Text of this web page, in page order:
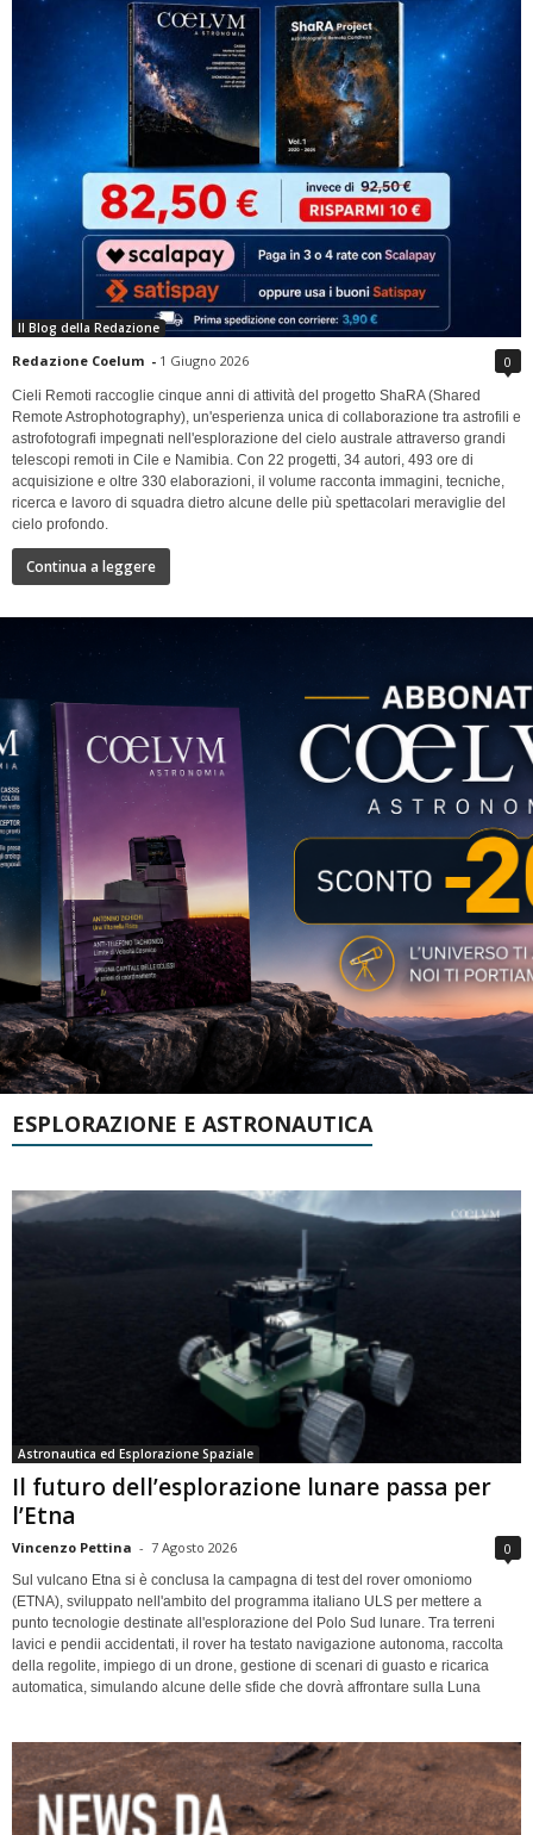
Il Blog della Redazione
Redazione Coelum - 1 Giugno 2026 0
Cieli Remoti raccoglie cinque anni di attività del progetto ShaRA (Shared
Remote Astrophotography), un'esperienza unica di collaborazione tra astrofili e
astrofotografi impegnati nell'esplorazione del cielo australe attraverso grandi
telescopi remoti in Cile e Namibia. Con 22 progetti, 34 autori, 493 ore di
acquisizione e oltre 330 elaborazioni, il volume racconta immagini, tecniche,
ricerca e lavoro di squadra dietro alcune delle più spettacolari meraviglie del
cielo profondo.
Continua a leggere
ESPLORAZIONE E ASTRONAUTICA
Astronautica ed Esplorazione Spaziale
Il futuro dell’esplorazione lunare passa per
l’Etna
Vincenzo Pettina - 7 Agosto 2026 0
Sul vulcano Etna si è conclusa la campagna di test del rover omoniomo
(ETNA), sviluppato nell'ambito del programma italiano ULS per mettere a
punto tecnologie destinate all'esplorazione del Polo Sud lunare. Tra terreni
lavici e pendii accidentati, il rover ha testato navigazione autonoma, raccolta
della regolite, impiego di un drone, gestione di scenari di guasto e ricarica
automatica, simulando alcune delle sfide che dovrà affrontare sulla Luna